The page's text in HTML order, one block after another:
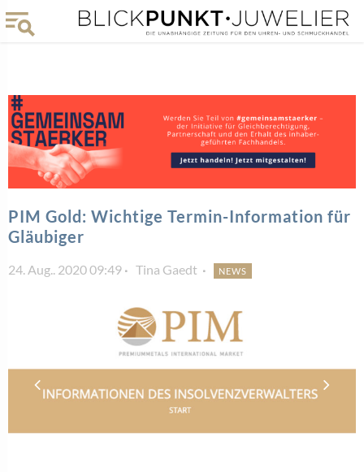
PIM Gold: Wichtige Termin-Information für
Gläubiger
24. Aug.. 2020 09:49 Tina Gaedt NEWS